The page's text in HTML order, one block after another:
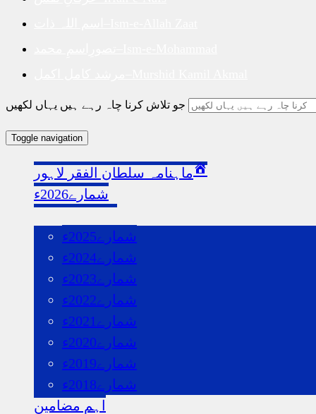
جو تلاش کرنا چاہ رہے ہیں یہاں لکھیں
Toggle navigation
ماہنامہ سلطان الفقر لاہور
شمارے2026ء
شمارے2025ء
شمارے2024ء
شمارے2023ء
شمارے2022ء
شمارے2021ء
شمارے2020ء
شمارے2019ء
شمارے2018ء
اہم مضامین